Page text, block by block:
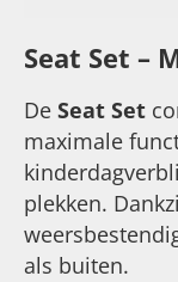
Seat Set –
De Seat Set
maximale
plekken.
als buiten.